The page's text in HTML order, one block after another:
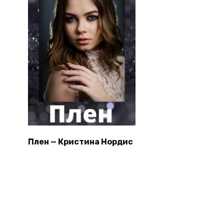
Плен — Кристина Нордис